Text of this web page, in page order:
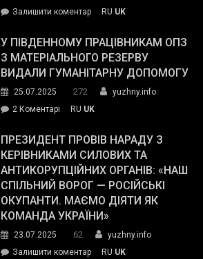
Залишити коментарon
завойовує
симпатії
виборців
The
Street
Journal.
RU UK
У ПІВДЕННОМУ ПРАЦІВНИКАМ ОПЗ
З МАТЕРІАЛЬНОГО РЕЗЕРВУ
ВИДАЛИ ГУМАНІТАРНУ ДОПОМОГУ
25.07.2025 272
yuzhny.info
2 Коментарі
Південному
працівникам
ОПЗ
з
матеріального
резерву
гуманітарну
допомогу
RU UK
ПРЕЗИДЕНТ ПРОВІВ НАРАДУ З
КЕРІВНИКАМИ СИЛОВИХ ТА
АНТИКОРУПЦІЙНИХ ОРГАНІВ: «НАШ
СПІЛЬНИЙ ВОРОГ — РОСІЙСЬКІ
ОКУПАНТИ. МАЄМО ДІЯТИ ЯК
КОМАНДА УКРАЇНИ»
23.07.2025 62
yuzhny.info
Залишити коментарon
RU UK